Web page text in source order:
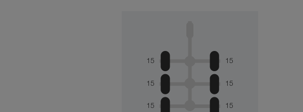
15 15
15 15
15 15